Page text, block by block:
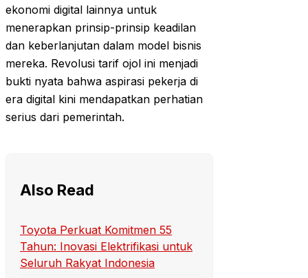
ekonomi digital lainnya untuk
menerapkan prinsip-prinsip keadilan
dan keberlanjutan dalam model bisnis
mereka. Revolusi tarif ojol ini menjadi
bukti nyata bahwa aspirasi pekerja di
era digital kini mendapatkan perhatian
serius dari pemerintah.
Also Read
Toyota Perkuat Komitmen 55
Tahun: Inovasi Elektrifikasi untuk
Seluruh Rakyat Indonesia